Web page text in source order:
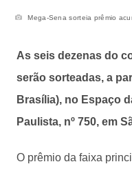
Mega-Sena sorteia prêmio
As seis dezenas do
serão sorteadas, a
Brasília), no Espaço
Paulista, nº 750, em
O prêmio da faixa